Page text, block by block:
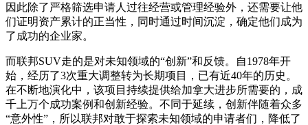
因此除了严格筛选申请人过往经营或管理经验外，还需要让他
们证明资产累计的正当性，同时通过时间沉淀，确定他们成为
了成功的企业家。
而联邦SUV走的是对未知领域的“创新”和反馈。自1978年开
始，经历了3次重大调整转为长期项目，已有近40年的历史。
在不断地演化中，该项目持续提供给加拿大进步所需要的，成
千上万个成功案例和创新经验。不同于延续，创新伴随着众多
“意外性”，所以联邦对敢于探索未知领域的申请者们，降低了